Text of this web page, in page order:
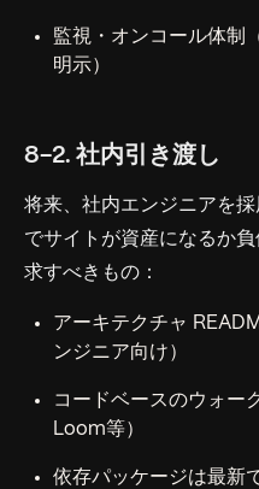
監視・オンコール体制
明示）
8-2. 社内引き渡し
将来、社内エンジニアを
でサイトが資産になるか
求すべきもの：
アーキテクチャ
ンジニア向け）
コードベースのウォー
Loom等）
依存パッケージは最新